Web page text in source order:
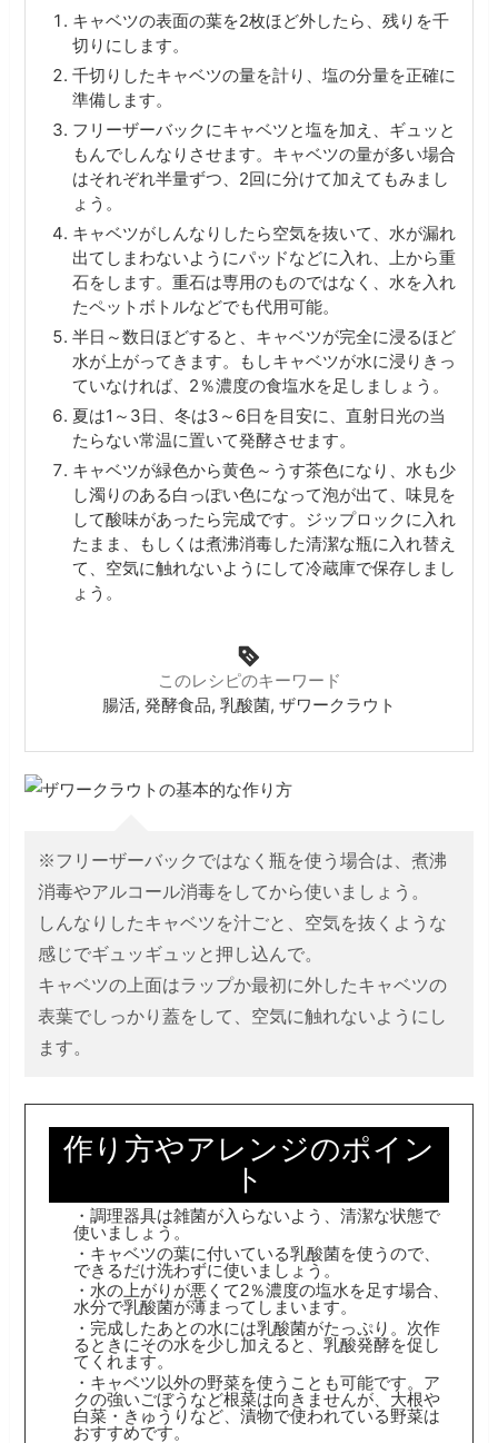
キャベツの表面の葉を2枚ほど外したら、残りを千
切りにします。
千切りしたキャベツの量を計り、塩の分量を正確に
準備します。
フリーザーバックにキャベツと塩を加え、ギュッと
もんでしんなりさせます。キャベツの量が多い場合
はそれぞれ半量ずつ、2回に分けて加えてもみまし
ょう。
キャベツがしんなりしたら空気を抜いて、水が漏れ
出てしまわないようにパッドなどに入れ、上から重
石をします。重石は専用のものではなく、水を入れ
たペットボトルなどでも代用可能。
半日～数日ほどすると、キャベツが完全に浸るほど
水が上がってきます。もしキャベツが水に浸りきっ
ていなければ、2％濃度の食塩水を足しましょう。
夏は1～3日、冬は3～6日を目安に、直射日光の当
たらない常温に置いて発酵させます。
キャベツが緑色から黄色～うす茶色になり、水も少
し濁りのある白っぽい色になって泡が出て、味見を
して酸味があったら完成です。ジップロックに入れ
たまま、もしくは煮沸消毒した清潔な瓶に入れ替え
て、空気に触れないようにして冷蔵庫で保存しまし
ょう。
このレシピのキーワード
腸活, 発酵食品, 乳酸菌, ザワークラウト
※フリーザーバックではなく瓶を使う場合は、煮沸
消毒やアルコール消毒をしてから使いましょう。
しんなりしたキャベツを汁ごと、空気を抜くような
感じでギュッギュッと押し込んで。
キャベツの上面はラップか最初に外したキャベツの
表葉でしっかり蓋をして、空気に触れないようにし
ます。
作り方やアレンジのポイン
ト
・調理器具は雑菌が入らないよう、清潔な状態で
使いましょう。
・キャベツの葉に付いている乳酸菌を使うので、
できるだけ洗わずに使いましょう。
・水の上がりが悪くて2％濃度の塩水を足す場合、
水分で乳酸菌が薄まってしまいます。
・完成したあとの水には乳酸菌がたっぷり。次作
るときにその水を少し加えると、乳酸発酵を促し
てくれます。
・キャベツ以外の野菜を使うことも可能です。ア
クの強いごぼうなど根菜は向きませんが、大根や
白菜・きゅうりなど、漬物で使われている野菜は
おすすめです。